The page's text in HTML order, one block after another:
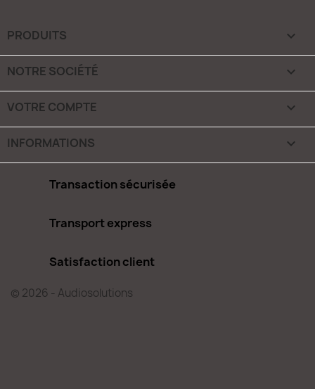
PRODUITS 
NOTRE SOCIÉTÉ 
VOTRE COMPTE 
INFORMATIONS keyboard_arrow_down
Transaction sécurisée
Transport express
Satisfaction client
© 2026 - Audiosolutions